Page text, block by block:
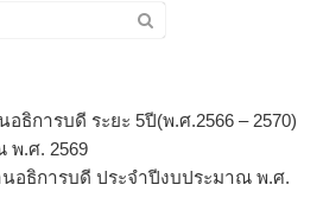
ธิการบดี ระยะ 5ปี(พ.ศ.2566 – 2570)
.ศ. 2569
อธิการบดี ประจำปีงบประมาณ พ.ศ.